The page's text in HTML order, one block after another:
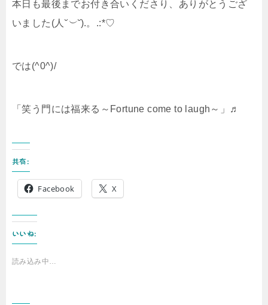
本日も最後までお付き合いくださり、ありがとうござ
いました(人 ˘︶˘).。.:*♡
では(^0^)/
「笑う門には福来る～Fortune come to laugh～」♬
共有:
Facebook X
いいね:
読み込み中…